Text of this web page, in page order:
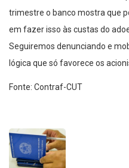
trimestre o banco mostra que
em fazer isso às custas do
Seguiremos denunciando e
lógica que só favorece os
Fonte: Contraf-CUT